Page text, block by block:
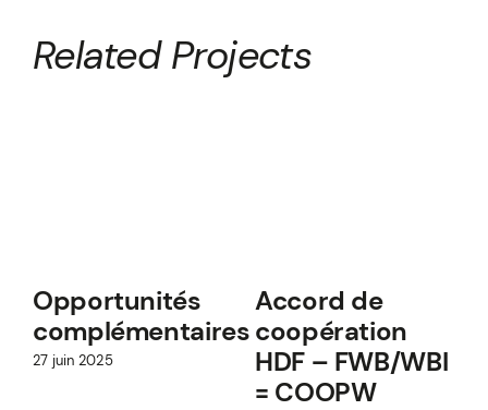
Related Projects
Opportunités
complémentaires
27 juin 2025
Accord de
coopération
HDF – FWB/WBI
= COOPW